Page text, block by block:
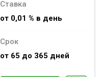
Ставка
от 0,01 % в день
Срок
от 65 до 365 дней